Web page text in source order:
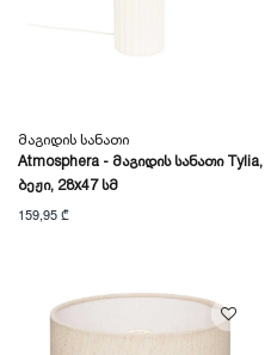
Მაგიდის Სანათი
Atmosphera - Მაგიდის Სანათი Tylia,
Ბეჟი, 28x47 Სმ
159,95 ₾